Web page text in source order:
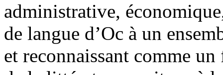
administrative,
de langue d’Oc à un
et reconnaissant comme